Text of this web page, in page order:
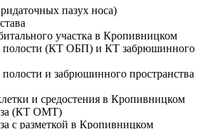
пазух носа)
участка в Кропивницком
(КТ ОБП) и КТ забрюшинного
и забрюшинного пространства
и средостения в Кропивницком
(КТ ОМТ)
с разметкой в Кропивницком